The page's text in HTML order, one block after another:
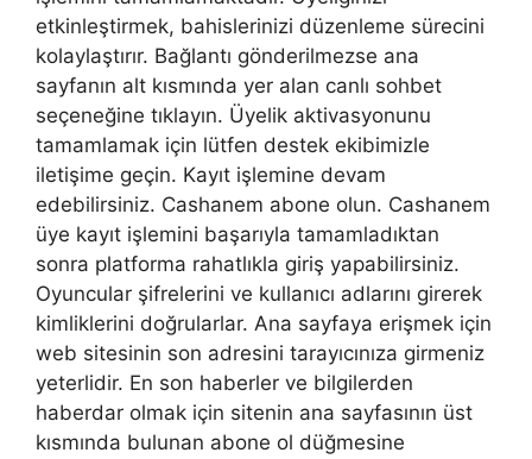
etkinleştirmek, bahislerinizi düzenleme sürecini
kolaylaştırır. Bağlantı gönderilmezse ana
sayfanın alt kısmında yer alan canlı sohbet
seçeneğine tıklayın. Üyelik aktivasyonunu
tamamlamak için lütfen destek ekibimizle
iletişime geçin. Kayıt işlemine devam
edebilirsiniz. Cashanem abone olun. Cashanem
üye kayıt işlemini başarıyla tamamladıktan
sonra platforma rahatlıkla giriş yapabilirsiniz.
Oyuncular şifrelerini ve kullanıcı adlarını girerek
kimliklerini doğrularlar. Ana sayfaya erişmek için
web sitesinin son adresini tarayıcınıza girmeniz
yeterlidir. En son haberler ve bilgilerden
haberdar olmak için sitenin ana sayfasının üst
kısmında bulunan abone ol düğmesine